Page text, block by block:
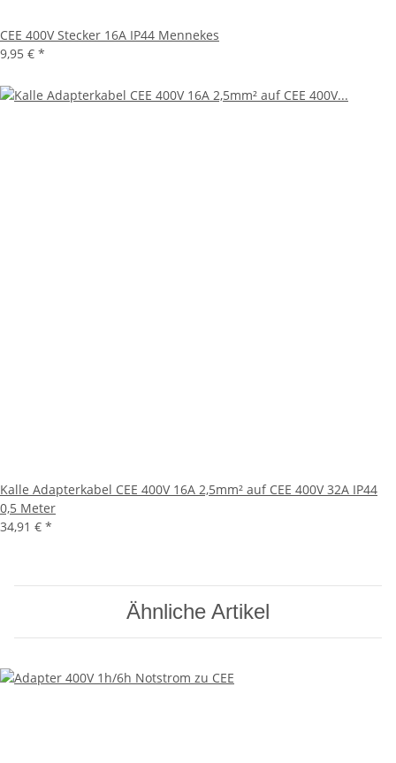
CEE 400V Stecker 16A IP44 Mennekes
9,95 € *
Kalle Adapterkabel CEE 400V 16A 2,5mm² auf CEE 400V 32A IP44
0,5 Meter
34,91 € *
Ähnliche Artikel